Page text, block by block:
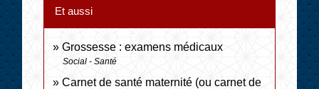
Et aussi
Grossesse : examens médicaux
Social - Santé
Carnet de santé maternité (ou carnet de